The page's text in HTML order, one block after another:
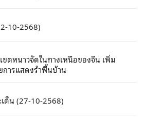
10-2568)
ตหนาวจัดในทางเหนือของจีน เพิ่ม
ารแสดงรำพื้นบ้าน
ด็น (27-10-2568)